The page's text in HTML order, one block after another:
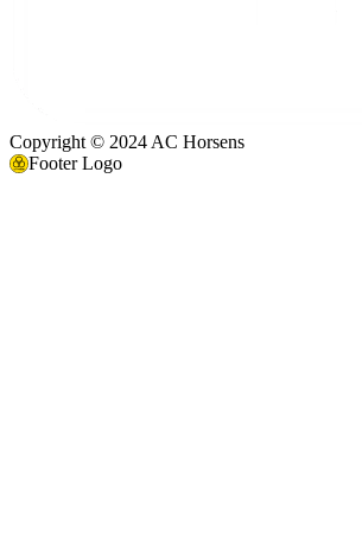
Copyright © 2024 AC Horsens
Footer Logo